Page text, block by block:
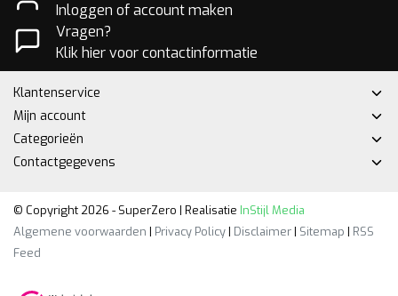
Inloggen of account maken
Vragen?
Klik hier voor contactinformatie
Klantenservice
Mijn account
Categorieën
Contactgegevens
© Copyright 2026 - SuperZero | Realisatie InStijl Media
Algemene voorwaarden | Privacy Policy| Disclaimer| Sitemap | RSS
Feed